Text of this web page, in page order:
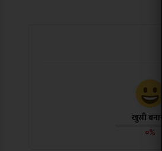
खुसी बनायो
०%